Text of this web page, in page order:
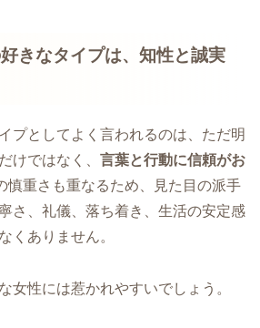
きなタイプは、知性と誠実
プとしてよく言われるのは、ただ明
けではなく、 言葉と行動に信頼がお
慎重さも重なるため、見た目の派手
さ、礼儀、落ち着き、生活の安定感
くありません。
女性には惹かれやすいでしょう。